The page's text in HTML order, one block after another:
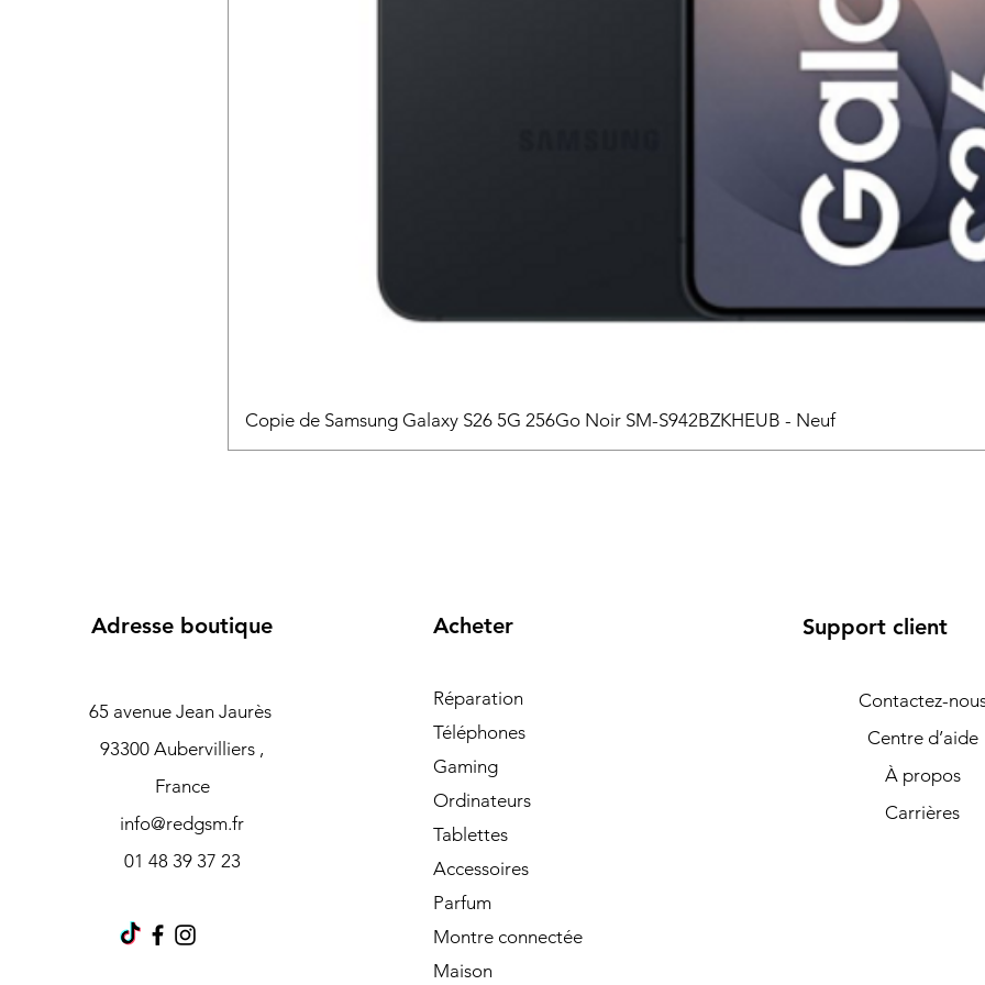
Copie de Samsung Galaxy S26 5G 256Go Noir SM-S942BZKHEUB - Neuf
Adresse boutique
65 avenue Jean Jaurès
93300 Aubervilliers ,
France
info@redgsm.fr
01 48 39 37 23
Acheter
Réparation
Téléphones
Gaming
Ordinateurs
Tablettes
Accessoires
Parfum
Montre connectée
Maison
Support client
Contactez-
Centre d’aide
À propos
Carrières